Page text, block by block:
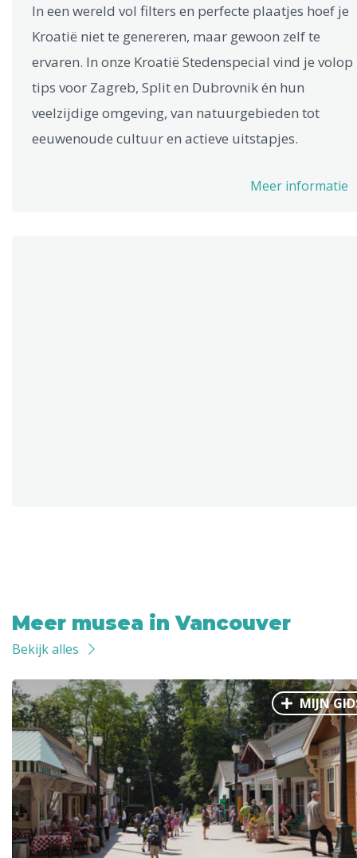
In een wereld vol filters en perfecte plaatjes hoef je
Kroatië niet te genereren, maar gewoon zelf te
ervaren. In onze Kroatië Stedenspecial vind je volop
tips voor Zagreb, Split en Dubrovnik én hun
veelzijdige omgeving, van natuurgebieden tot
eeuwenoude cultuur en actieve uitstapjes.
Meer informatie
Meer musea in Vancouver
Bekijk alles
MIJN